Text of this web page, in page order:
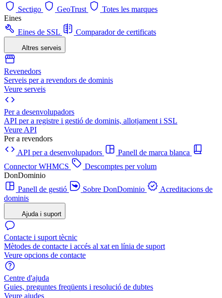
Sectigo
GeoTrust
Totes les marques
Eines
Eines de SSL
Comparador de certificats
Altres serveis
Revenedors
Serveis per a revendors de dominis
Veure serveis
Per a desenvolupadors
API per a registre i gestió de dominis, allotjament i SSL
Veure API
Per a revendors
API per a desenvolupadors
Panell de marca blanca
Connector WHMCS
Descomptes per volum
DonDominio
Panell de gestió
Sobre DonDominio
Acreditacions de
dominis
Ajuda i suport
Contacte i suport tècnic
Mètodes de contacte i accés al xat en línia de suport
Veure opcions de contacte
Centre d'ajuda
Guies, preguntes freqüents i resolució de dubtes
Veure ajudes